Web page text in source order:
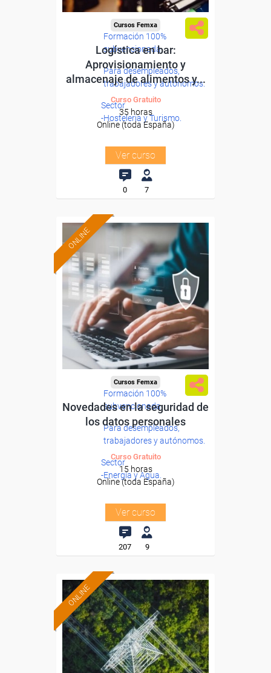
Formación 100%
subvencionada.
Para desempleados,
trabajadores y autónomos.
Sector
-Hosteleria y Turismo.
Cursos Femxa
Logística en bar:
Aprovisionamiento y
almacenaje de alimentos y...
Curso Gratuito
35 horas
Online (toda España)
Ver curso
0 7
ONLINE
Formación 100%
subvencionada.
Para desempleados,
trabajadores y autónomos.
Sector
-Energía y Agua.
Cursos Femxa
Novedades en la seguridad de
los datos personales
Curso Gratuito
15 horas
Online (toda España)
Ver curso
207 9
ONLINE